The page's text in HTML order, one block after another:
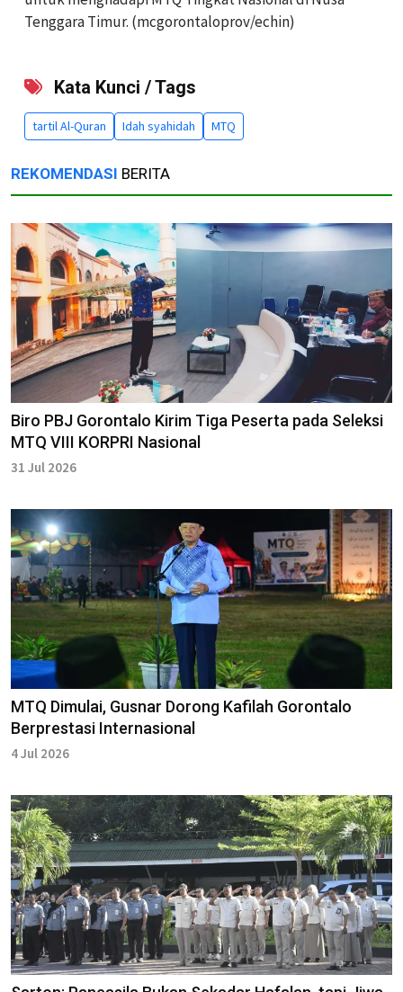
Tenggara Timur. (mcgorontaloprov/echin)
Kata Kunci / Tags
tartil Al-Quran Idah syahidah MTQ
REKOMENDASI BERITA
Biro PBJ Gorontalo Kirim Tiga Peserta pada Seleksi
MTQ VIII KORPRI Nasional
31 Jul 2026
MTQ Dimulai, Gusnar Dorong Kafilah Gorontalo
Berprestasi Internasional
4 Jul 2026